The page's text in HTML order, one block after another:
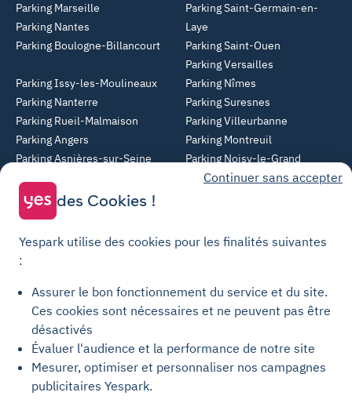
Parking Marseille
Parking Nantes
Parking Boulogne-Billancourt
Parking Saint-Germain-en-
Laye
Parking Saint-Ouen
Parking Versailles
Parking Issy-les-Moulineaux
Parking Nanterre
Parking Rueil-Malmaison
Parking Angers
Parking Asnières-sur-Seine
Parking Courbevoie
Parking Metz
Parking Nîmes
Parking Suresnes
Parking Villeurbanne
Parking Montreuil
Parking Noisy-le-Grand
Parking Clermont-Ferrand
Yespark SAS, titulaire de la carte pro n°CPI 7501 2017 000 019 582 portant
les mentions "Gestion Immobilière" et "Transaction" délivrée par la CCI de
Conditions générales de vente Stationnement
Conditions générales de vente Recharge
Politique de confidentialité
Continuer sans accepter
des Cookies !
Yespark utilise des cookies pour les finalités suivantes
:
Assurer le bon fonctionnement du service et du site.
Ces cookies sont nécessaires et ne peuvent pas être
désactivés
Évaluer l'audience et la performance de notre site
Mesurer, optimiser et personnaliser nos campagnes
publicitaires Yespark.